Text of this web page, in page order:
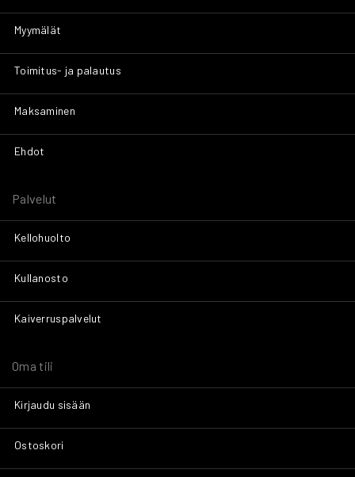
Myymälät
Toimitus- ja palautus
Maksaminen
Ehdot
Palvelut
Kellohuolto
Kullanosto
Kaiverruspalvelut
Oma tili
Kirjaudu sisään
Ostoskori